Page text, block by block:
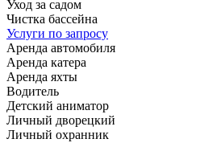
Уход за садом
Чистка бассейна
Услуги по запросу
Аренда автомобиля
Аренда катера
Аренда яхты
Водитель
Детский аниматор
Личный дворецкий
Личный охранник